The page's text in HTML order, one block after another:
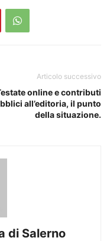
Articolo successivo
online e contributi
all’editoria, il punto
della situazione.
di Salerno